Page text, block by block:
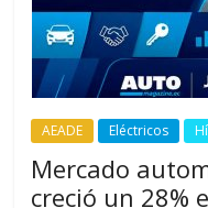
AEADE Eléctricos
Mercado
creció un 28%